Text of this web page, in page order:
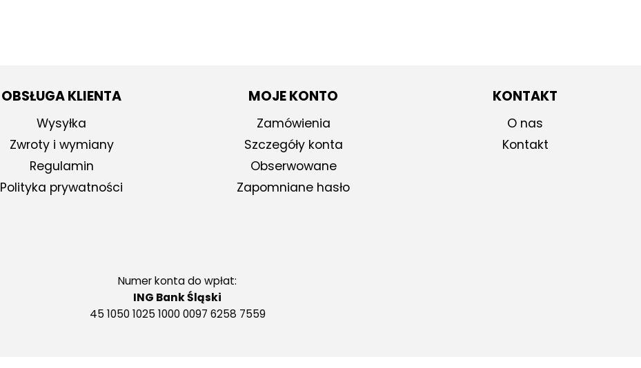
OBSŁUGA KLIENTA
Wysyłka
Zwroty i wymiany
Regulamin
Polityka prywatności
MOJE KONTO
Zamówienia
Szczegóły konta
Obserwowane
Zapomniane hasło
KONTAKT
O nas
Kontakt
Numer konta do wpłat:
ING Bank Śląski
45 1050 1025 1000 0097 6258 7559